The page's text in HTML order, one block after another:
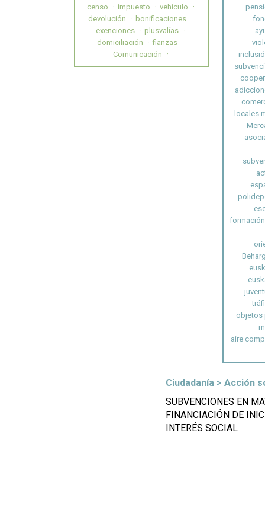
censo
impuesto
vehículo
devolución
bonificaciones
exenciones
plusvalías
domiciliación
fianzas
Comunicación
locales
objetos
aire
Ciudadanía > Acción
SUBVENCIONES EN
FINANCIACIÓN DE
INTERÉS SOCIAL